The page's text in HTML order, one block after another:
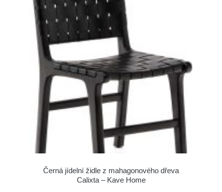
Černá jídelní židle z mahagonového dřeva
Calixta – Kave Home